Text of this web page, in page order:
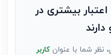
اعتبار بیشتری در
نظر شما با عنوانکاربر